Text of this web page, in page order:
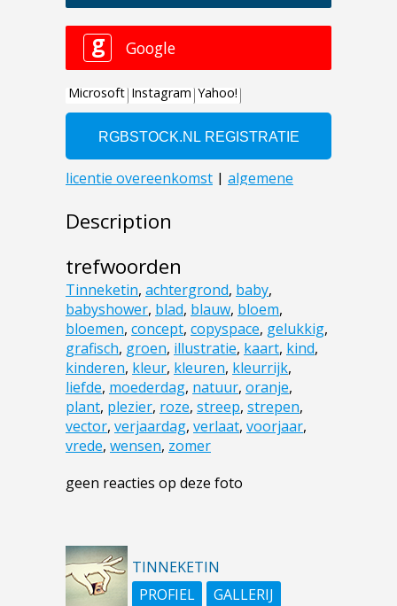
Description
trefwoorden
Tinneketin, achtergrond, baby,
babyshower, blad, blauw, bloem,
bloemen, concept, copyspace, gelukkig,
grafisch, groen, illustratie, kaart, kind,
kinderen, kleur, kleuren, kleurrijk,
liefde, moederdag, natuur, oranje,
plant, plezier, roze, streep, strepen,
vector, verjaardag, verlaat, voorjaar,
vrede, wensen, zomer
geen reacties op deze foto
TINNEKETIN
PROFIEL
GALLERIJ